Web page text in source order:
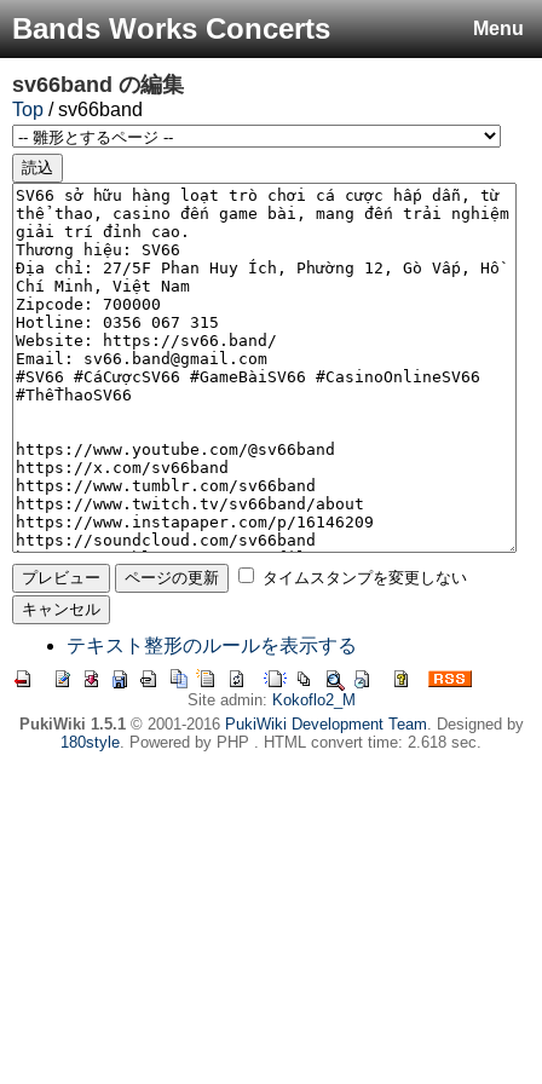
Menu
Bands Works Concerts
sv66band の編集
Top / sv66band
タイムスタンプを変更しない
テキスト整形のルールを表示する
Site admin: Kokoflo2_M
PukiWiki 1.5.1© 2001-2016 PukiWiki Development Team. Designed by
180style. Powered by PHP . HTML convert time: 2.618 sec.